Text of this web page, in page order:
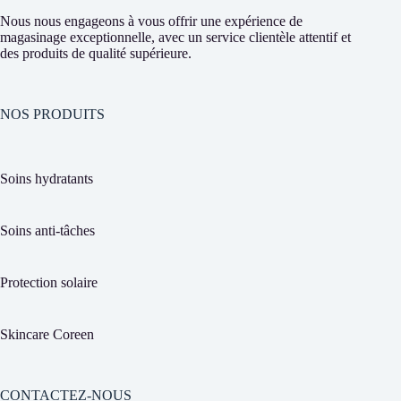
Nous nous engageons à vous offrir une expérience de
magasinage exceptionnelle, avec un service clientèle attentif et
des produits de qualité supérieure.
NOS PRODUITS
Soins hydratants
Soins anti-tâches
Protection solaire
Skincare Coreen
CONTACTEZ-NOUS